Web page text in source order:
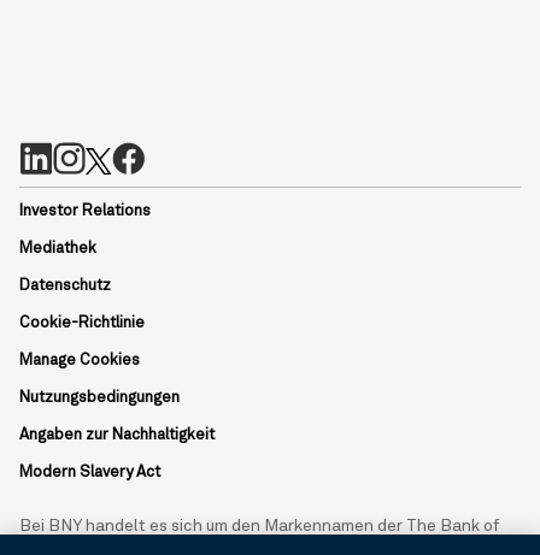
Investor Relations
Mediathek
Datenschutz
Cookie-Richtlinie
Manage Cookies
Nutzungsbedingungen
Angaben zur Nachhaltigkeit
Modern Slavery Act
Bei BNY handelt es sich um den Markennamen der The Bank of